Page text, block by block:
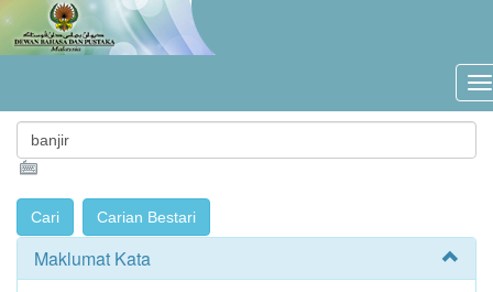
Maklumat Kata